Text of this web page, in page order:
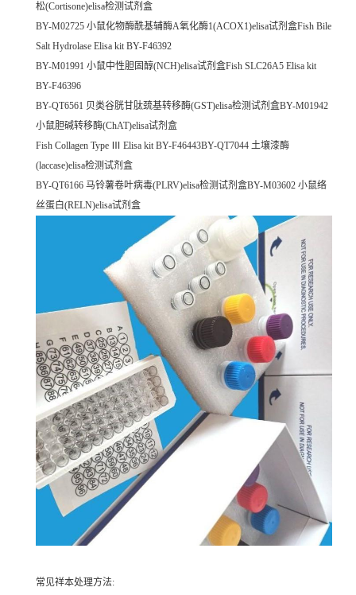
松(Cortisone)elisa检测试剂盒
BY-M02725 小鼠化物酶酰基辅酶A氧化酶1(ACOX1)elisa试剂盒Fish Bile
Salt Hydrolase Elisa kit BY-F46392
BY-M01991 小鼠中性胆固醇(NCH)elisa试剂盒Fish SLC26A5 Elisa kit
BY-F46396
BY-QT6561 贝类谷胱甘肽巯基转移酶(GST)elisa检测试剂盒BY-M01942
小鼠胆碱转移酶(ChAT)elisa试剂盒
Fish Collagen Type Ⅲ Elisa kit BY-F46443BY-QT7044 土壤漆酶
(laccase)elisa检测试剂盒
BY-QT6166 马铃薯卷叶病毒(PLRV)elisa检测试剂盒BY-M03602 小鼠络
丝蛋白(RELN)elisa试剂盒
常见祥本处理方法: